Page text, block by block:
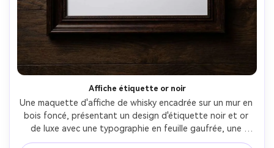
Affiche étiquette or noir
Une maquette d'affiche de whisky encadrée sur un mur en
bois foncé, présentant un design d'étiquette noir et or
de luxe avec une typographie en feuille gaufrée, une
illustration de bouteille centrée, une texture de grain